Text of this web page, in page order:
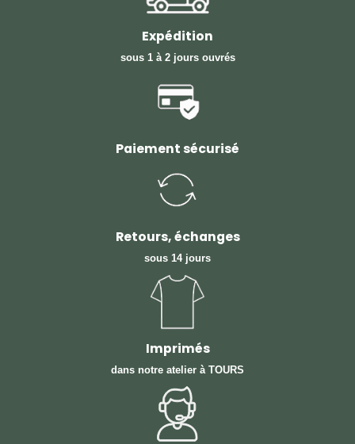
Expédition
sous 1 à 2 jours ouvrés
Paiement sécurisé
Retours, échanges
sous 14 jours
Imprimés
dans notre atelier à TOURS